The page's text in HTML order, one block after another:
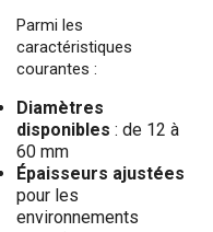
Parmi les
caractéristiques
courantes :
Diamètres
disponibles : de 12 à
60 mm
Épaisseurs ajustées
pour les
environnements